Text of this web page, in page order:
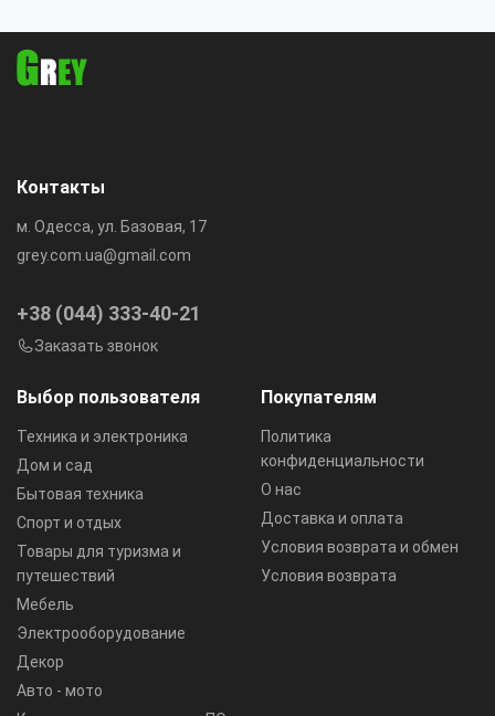
Выбор пользователя
Техника и электроника
Дом и сад
Бытовая техника
Спорт и отдых
Товары для туризма и
путешествий
Мебель
Электрооборудование
Декор
Авто - мото
Покупателям
Политика
конфиденциальности
О нас
Доставка и оплата
Условия возврата и обмен
Условия возврата
Контакты
м. Одесса, ул. Базовая, 17
grey.com.ua@gmail.com
+38 (044) 333-40-21
Заказать звонок